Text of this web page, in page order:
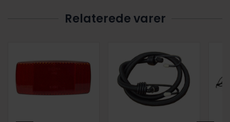
Relaterede varer